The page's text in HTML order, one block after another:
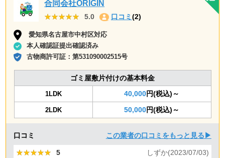
合同会社ORIGIN
★★★★★
★★★★★ 5.0 口コミ (2)
愛知県名古屋市中村区対応
本人確認証提出確認済み
古物商許可証：第531090002515号
ゴミ屋敷片付けの基本料金
1LDK 40,000円(税込)～
2LDK 50,000円(税込)～
口コミ この業者の口コミをもっと見る▶
★★★★★
★★★★★ 5 しずか(2023/07/03)